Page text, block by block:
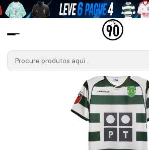
Início Camisolas Liga Portugal Betclic
Conjunto Sporting Equipamento